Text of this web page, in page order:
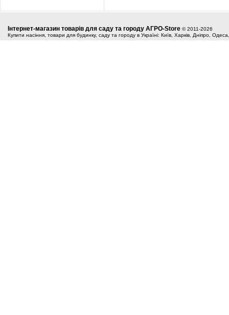
Інтернет-магазин товарів для саду та городу АГРО-Store © 2011-2026
Купити насіння, товари для будинку, саду та городу в Україні: Київ, Харків, Дніпро,